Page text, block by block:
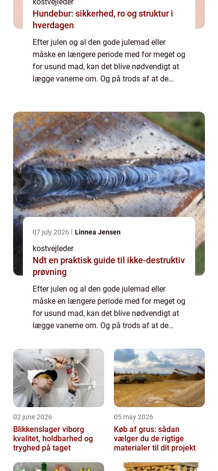
kostvejleder
Hundebur: sikkerhed, ro og struktur i
hverdagen
Efter julen og al den gode julemad eller
måske en længere periode med for meget og
for usund mad, kan det blive nødvendigt at
lægge vanerne om. Og på trods af at de
07 july 2026 Linnea Jensen
kostvejleder
Ndt en praktisk guide til ikke-destruktiv
prøvning
Efter julen og al den gode julemad eller
måske en længere periode med for meget og
for usund mad, kan det blive nødvendigt at
lægge vanerne om. Og på trods af at de
for, at d...
02 june 2026
Blikkenslager viborg
kvalitet, holdbarhed og
tryghed på taget
05 may 2026
Køb af grus: sådan
vælger du de rigtige
materialer til dit projekt